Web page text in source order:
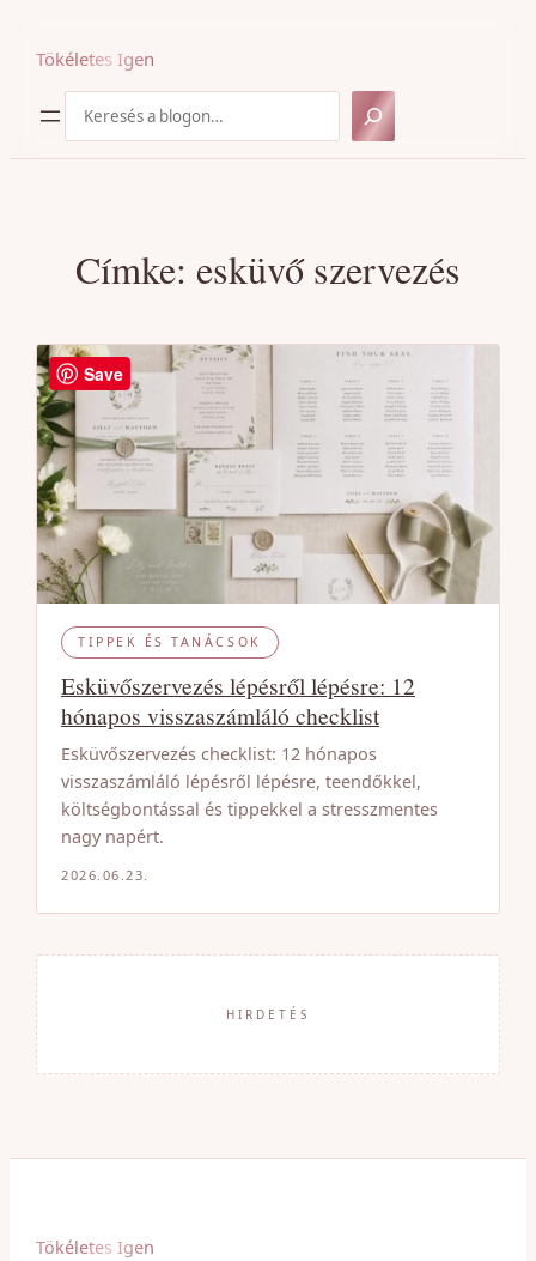
Tökéletes Igen
Címke: esküvő szervezés
TIPPEK ÉS TANÁCSOK
Esküvőszervezés lépésről lépésre: 12
hónapos visszaszámláló checklist
Esküvőszervezés checklist: 12 hónapos
visszaszámláló lépésről lépésre, teendőkkel,
költségbontással és tippekkel a stresszmentes
nagy napért.
2026.06.23.
HIRDETÉS
Tökéletes Igen
Save